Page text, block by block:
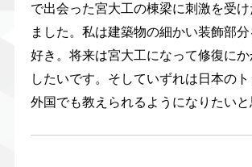
で出会った宮大工の棟梁に刺激を受け
ました。私は建築物の細かい装飾部
好き。将来は宮大工になって修復に
したいです。そしていずれは日本の
外国でも教えられるようになりたいと